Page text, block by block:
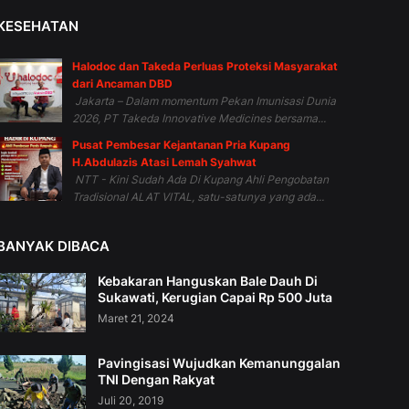
Halodoc dan Takeda Perluas Proteksi Masyarakat
dari Ancaman DBD
Jakarta – Dalam momentum Pekan Imunisasi Dunia
2026, PT Takeda Innovative Medicines bersama...
Pusat Pembesar Kejantanan Pria Kupang
H.Abdulazis Atasi Lemah Syahwat
NTT - Kini Sudah Ada Di Kupang Ahli Pengobatan
Tradisional ALAT VITAL, satu-satunya yang ada...
DIBACA
Kebakaran Hanguskan Bale Dauh Di
Sukawati, Kerugian Capai Rp 500 Juta
Maret 21, 2024
Pavingisasi Wujudkan Kemanunggalan
TNI Dengan Rakyat
Juli 20, 2019